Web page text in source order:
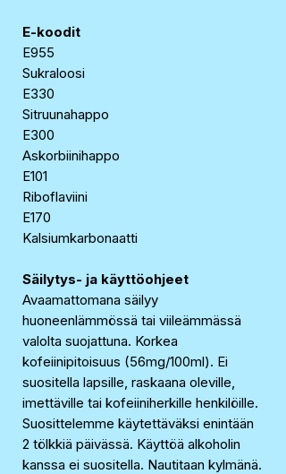
E-koodit
E955
Sukraloosi
E330
Sitruunahappo
E300
Askorbiinihappo
E101
Riboflaviini
E170
Kalsiumkarbonaatti
Säilytys- ja käyttöohjeet
Avaamattomana säilyy
huoneenlämmössä tai viileämmässä
valolta suojattuna. Korkea
kofeiinipitoisuus (56mg/100ml). Ei
suositella lapsille, raskaana oleville,
imettäville tai kofeiiniherkille henkilöille.
Suosittelemme käytettäväksi enintään
2 tölkkiä päivässä. Käyttöä alkoholin
kanssa ei suositella. Nautitaan kylmänä.